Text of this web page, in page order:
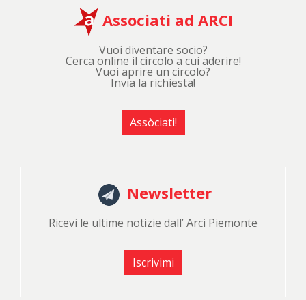
Associati ad ARCI
Vuoi diventare socio?
Cerca online il circolo a cui aderire!
Vuoi aprire un circolo?
Invia la richiesta!
Assòciati!
Newsletter
Ricevi le ultime notizie dall’ Arci Piemonte
Iscrivimi